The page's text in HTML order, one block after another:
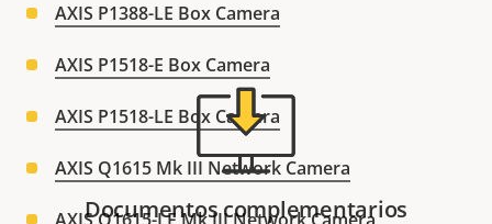
AXIS P1388-LE Box Camera
AXIS P1518-E Box Camera
AXIS P1518-LE Box Camera
AXIS Q1615 Mk III Network Camera
Documentos complementarios